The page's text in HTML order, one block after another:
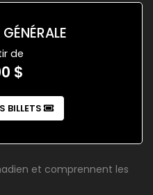
de
$
BILLETS
et comprennent les